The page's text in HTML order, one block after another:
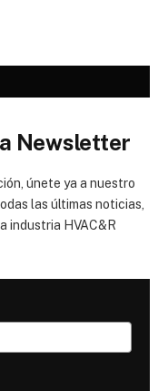
Newsletter
únete ya a nuestro
las últimas noticias,
industria HVAC&R